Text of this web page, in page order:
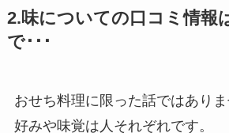
2.味についての口コミ情報
で･･･
おせち料理に限った話ではあり
好みや味覚は人それぞれです。